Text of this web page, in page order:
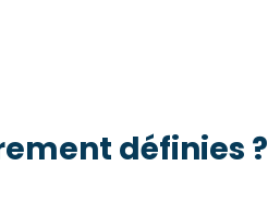
définies ?